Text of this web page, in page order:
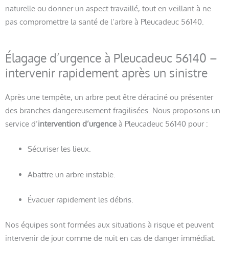
naturelle ou donner un aspect travaillé, tout en veillant à ne
pas compromettre la santé de l’arbre à Pleucadeuc 56140.
Élagage d’urgence à Pleucadeuc 56140 –
intervenir rapidement après un sinistre
Après une tempête, un arbre peut être déraciné ou présenter
des branches dangereusement fragilisées. Nous proposons un
service d’intervention d’urgence à Pleucadeuc 56140 pour :
Sécuriser les lieux.
Abattre un arbre instable.
Évacuer rapidement les débris.
Nos équipes sont formées aux situations à risque et peuvent
intervenir de jour comme de nuit en cas de danger immédiat.